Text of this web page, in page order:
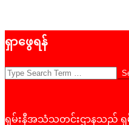
to
ရှာဖွေရန်
Search
ရှမ်းနီအသံသတင်းဌာနသည် ရှ